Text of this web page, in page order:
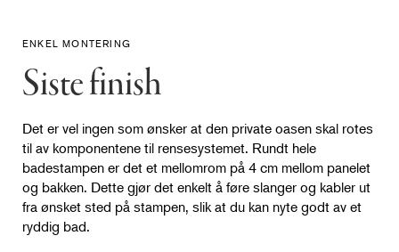
ENKEL MONTERING
Siste finish
Det er vel ingen som ønsker at den private oasen skal rotes
til av komponentene til rensesystemet. Rundt hele
badestampen er det et mellomrom på 4 cm mellom panelet
og bakken. Dette gjør det enkelt å føre slanger og kabler ut
fra ønsket sted på stampen, slik at du kan nyte godt av et
ryddig bad.